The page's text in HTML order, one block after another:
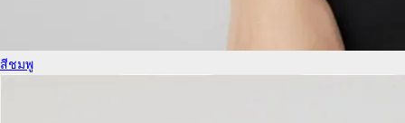
สีชมพู